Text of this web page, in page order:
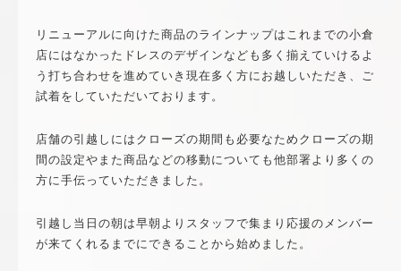
リニューアルに向けた商品のラインナップはこれまでの小倉
店にはなかったドレスのデザインなども多く揃えていけるよ
う打ち合わせを進めていき現在多く方にお越しいただき、ご
試着をしていただいております。
店舗の引越しにはクローズの期間も必要なためクローズの期
間の設定やまた商品などの移動についても他部署より多くの
方に手伝っていただきました。
引越し当日の朝は早朝よりスタッフで集まり応援のメンバー
が来てくれるまでにできることから始めました。